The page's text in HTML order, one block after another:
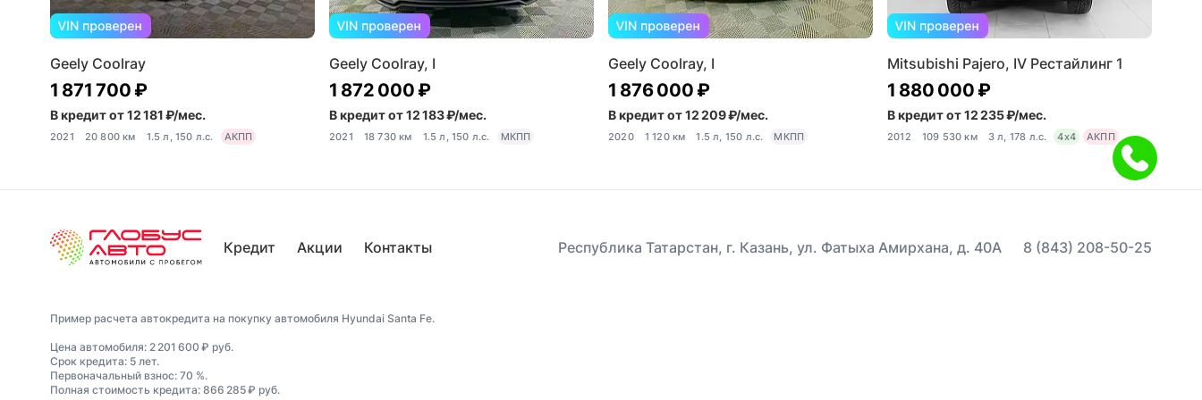
Geely Coolray
1 871 700 ₽
В кредит от 12 181 ₽/мес.
2021 20 800 км 1.5 л, 150 л.с. АКПП
Geely Coolray, I
1 872 000 ₽
В кредит от 12 183 ₽/мес.
2021 18 730 км 1.5 л, 150 л.с. МКПП
Geely Coolray, I
1 876 000 ₽
В кредит от 12 209 ₽/мес.
2020 1 120 км 1.5 л, 150 л.с. МКПП
Mitsubishi Pajero, IV Рестайлинг 1
1 880 000 ₽
В кредит от 12 235 ₽/мес.
2012 109 530 км 3 л, 178 л.с. 4x4 АКПП
Кредит Акции Контакты Республика Татарстан, г. Казань, ул. Фатыха Амирхана, д. 40А 8 (843) 208-50-25
Пример расчета автокредита на покупку автомобиля Hyundai Santa Fe.
Цена автомобиля: 2 201 600 ₽ руб.
Срок кредита: 5 лет.
Первоначальный взнос: 70 %.
Полная стоимость кредита: 866 285 ₽ руб.